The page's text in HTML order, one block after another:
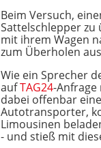
Beim Versuch,
Sattelschlepper zu
mit ihrem Wagen
zum Überholen
Wie ein Sprecher
aufTAG24-
dabei offenbar
Autotransporter,
Limousinen
- und stieß mit